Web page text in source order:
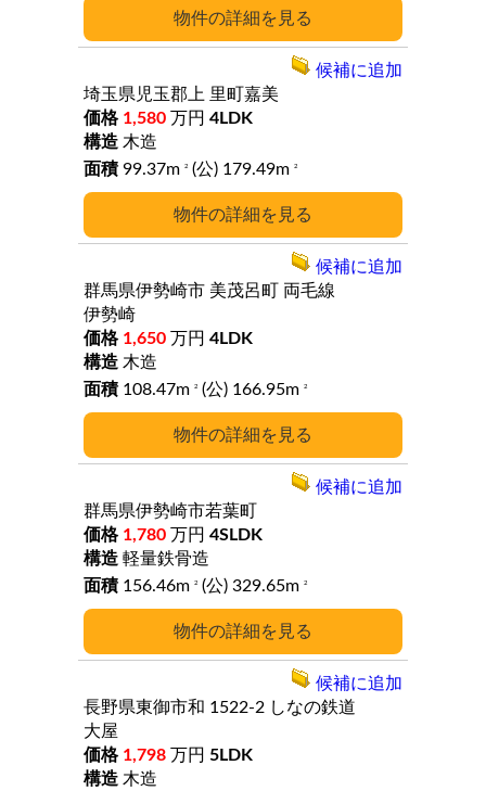
詳細
詳細
埼玉県児玉郡上 里町嘉美
1,580 万円 4LDK
木造
99.37m
2 (公) 179.49m 2
候補に追加
詳細
群馬県伊勢崎市 美茂呂町 両毛線
伊勢崎
1,650 万円 4LDK
木造
108.47m
2 (公) 166.95m 2
候補に追加
詳細
群馬県伊勢崎市若葉町
1,780 万円 4SLDK
軽量鉄骨造
156.46m
2 (公) 329.65m 2
候補に追加
長野県東御市和 1522-2 しなの鉄道
大屋
1,798 万円 5LDK
木造
候補に追加